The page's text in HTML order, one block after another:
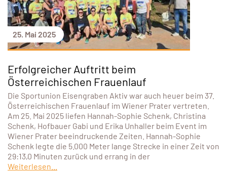
25. Mai 2025
Erfolgreicher Auftritt beim
Österreichischen Frauenlauf
Die Sportunion Eisengraben Aktiv war auch heuer beim 37.
Österreichischen Frauenlauf im Wiener Prater vertreten.
Am 25. Mai 2025 liefen Hannah-Sophie Schenk, Christina
Schenk, Hofbauer Gabi und Erika Unhaller beim Event im
Wiener Prater beeindruckende Zeiten. Hannah-Sophie
Schenk legte die 5.000 Meter lange Strecke in einer Zeit von
29:13,0 Minuten zurück und errang in der
Weiterlesen...